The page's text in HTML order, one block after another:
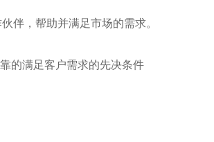
伴，帮助并满足市场的需求。
的满足客户需求的先决条件